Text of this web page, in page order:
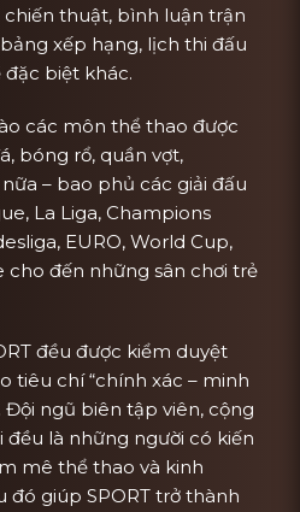
thuật, bình luận trận
xếp hạng, lịch thi đấu
biệt khác.
các môn thể thao được
bóng rổ, quần vợt,
– bao phủ các giải đấu
La Liga, Champions
EURO, World Cup,
cho đến những sân chơi trẻ
đều được kiểm duyệt
tiêu chí “chính xác – minh
Đội ngũ biên tập viên, cộng
là những người có kiến
mê thể thao và kinh
đó giúp SPORT trở thành